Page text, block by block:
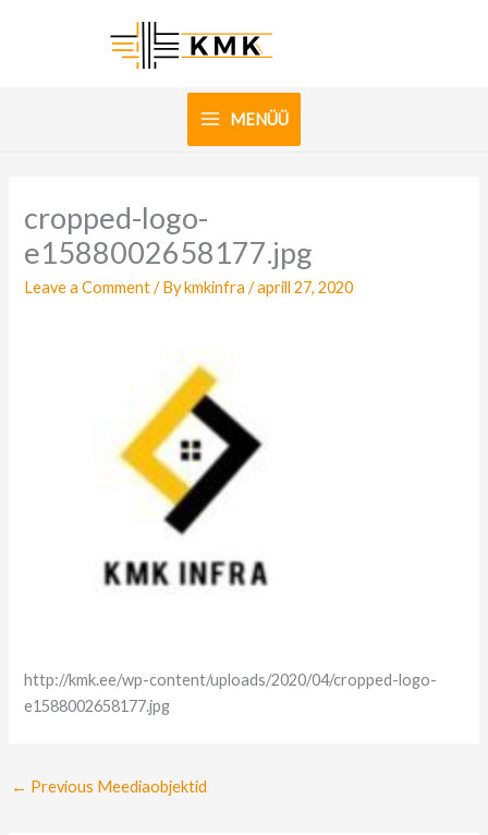
MENÜÜ
cropped-logo-
e1588002658177.jpg
Leave a Comment / Bykmkinfra/aprill 27, 2020
http://kmk.ee/wp-content/uploads/2020/04/cropped-logo-
e1588002658177.jpg
← Previous Meediaobjektid